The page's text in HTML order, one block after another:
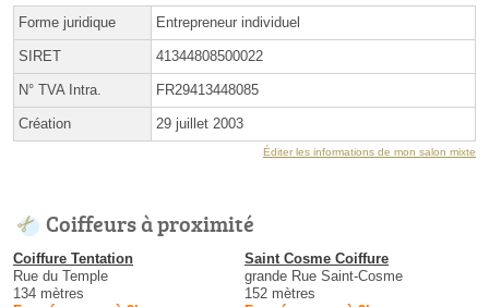
Forme juridique Entrepreneur individuel
SIRET 41344808500022
N° TVA Intra. FR29413448085
Création 29 juillet 2003
Éditer les informations de mon salon mixte
Coiffeurs à proximité
Coiffure Tentation
Rue du Temple
134 mètres
Saint Cosme Coiffure
grande Rue Saint-Cosme
152 mètres